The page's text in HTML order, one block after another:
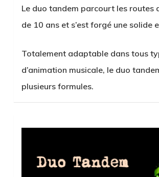
Le duo tandem parcourt les routes
de 10 ans et s’est forgé une solide
Totalement adaptable dans tous
d’animation musicale, le duo
plusieurs formules.